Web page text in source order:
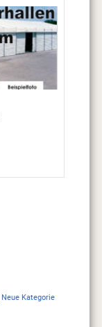
Neue Kategorie